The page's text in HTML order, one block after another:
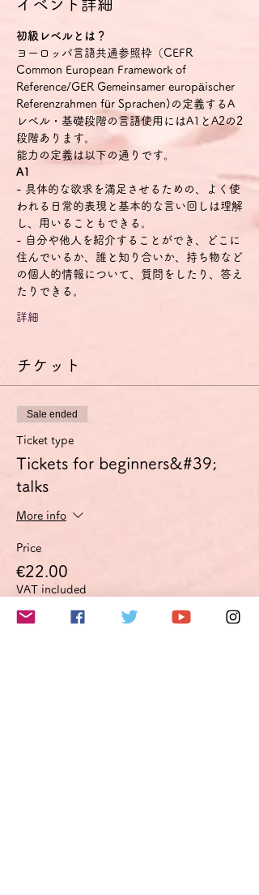
イベント詳細
初級レベルとは？
ヨーロッパ言語共通参照枠（CEFR
Common European Framework of
Reference/GER Gemeinsamer europäischer
Referenzrahmen für Sprachen)の定義するA
レベル・基礎段階の言語使用にはA1とA2の2
段階あります。
能力の定義は以下の通りです。
A1
- 具体的な欲求を満足させるための、よく使
われる日常的表現と基本的な言い回しは理解
し、用いることもできる。
- 自分や他人を紹介することができ、どこに
住んでいるか、誰と知り合いか、持ち物など
の個人的情報について、質問をしたり、答え
たりできる。
詳細
チケット
Sale ended
Ticket type
Tickets for beginners&#39;
talks
More info
Price
€22.00
VAT included